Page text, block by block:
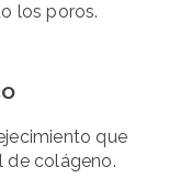
los poros.
que
de colágeno.